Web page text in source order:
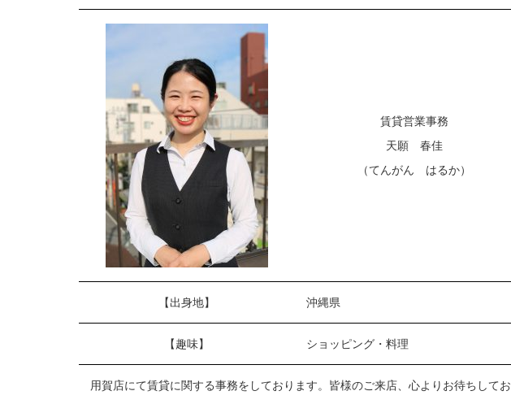
賃貸営業事務
天願 春佳
（てんがん はるか）
【出身地】 沖縄県
【趣味】 ショッピング・料理
用賀店にて賃貸に関する事務をしております。皆様のご来店、心よりお待ちしてお